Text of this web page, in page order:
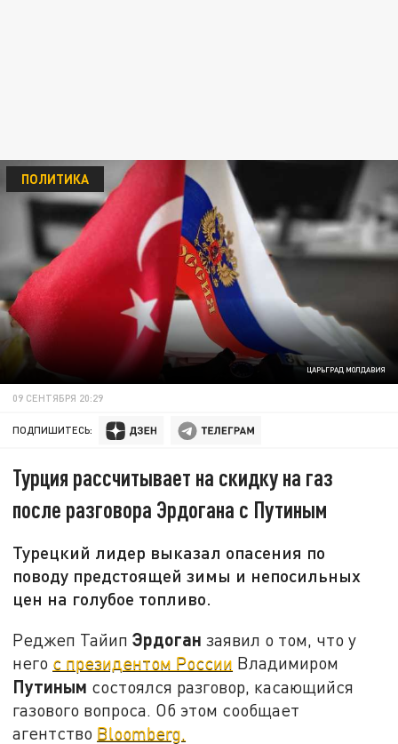
ЦАРЬГРАД МОЛДАВИЯ
ПОЛИТИКА
09 СЕНТЯБРЯ 20:29
ПОДПИШИТЕСЬ:
Турция рассчитывает на скидку на газ
после разговора Эрдогана с Путиным
Турецкий лидер выказал опасения по
поводу предстоящей зимы и непосильных
цен на голубое топливо.
Реджеп ТайипЭрдоган заявил о том, что у
него с президентом России Владимиром
Путиным состоялся разговор, касающийся
газового вопроса. Об этом сообщает
агентство Bloomberg.